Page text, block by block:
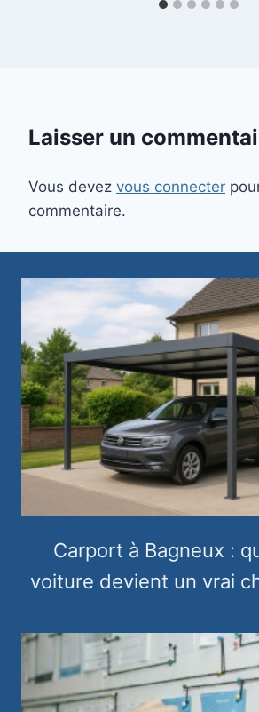
Laisser un
Vous devez vous connecter
commentaire.
Carport à Bagneux :
voiture devient un vrai